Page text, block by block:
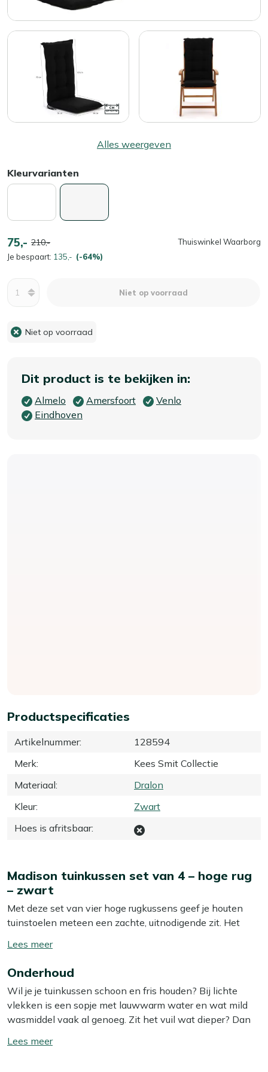
Alles weergeven
Kleurvarianten
75,- 210,-
Je bespaart: 135,- (-64%)
Thuiswinkel Waarborg
Niet op voorraad
Niet op voorraad
Productspecificaties
Artikelnummer:
128594
Merk:
Kees Smit Collectie
Materiaal:
Dralon
Kleur:
Zwart
Hoes is afritsbaar:
Dit product is te bekijken in:
Almelo Amersfoort
Venlo
Eindhoven
Madison tuinkussen set van 4 – hoge rug
– zwart
Met deze set van vier hoge rugkussens geef je houten
tuinstoelen meteen een zachte, uitnodigende zit. Het
alles wat al in de tuin staat. De rug en zit vormen één
ruitstiksel houdt de vulling netjes op z’n plek en ziet er
verzorgd uit. Even natafelen, een borrel met vrienden of
een krantje in de ochtendzon: dit zit gewoon lekker. De
buitenstof voelt prettig aan en is gemaakt voor buiten. En
klaar met de dag? In de meegeleverde kussentas berg je
Toon/verberg
meer
Onderhoud
Wil je je tuinkussen schoon en fris houden? Bij lichte
vlekken is een sopje met lauwwarm water en wat mild
wasmiddel vaak al genoeg. Zit het vuil wat dieper? Dan
hardnekkige vlekken los te krijgen zonder de stof aan te
Toon/verberg